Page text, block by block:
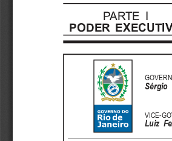
Sérgio
VICE-
Luiz
PARTE I
PODER